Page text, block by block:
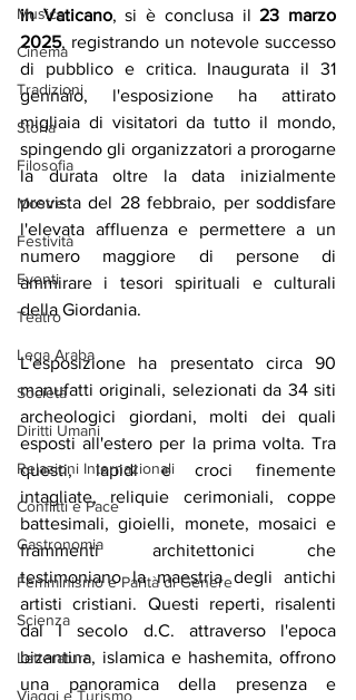
Musica
Cinema
Tradizioni
Storia
Filosofia
Mostre
Festività
Eventi
Teatro
Lega Araba
Società
Diritti Umani
Relazioni Internazionali
Conflitti e Pace
Gastronomia
Femminismo e Parità di Genere
Scienza
Letteratura
Viaggi e Turismo
in Vaticano, si è conclusa il 23 marzo
2025, registrando un notevole successo
di pubblico e critica. Inaugurata il 31
gennaio, l'esposizione ha attirato
migliaia di visitatori da tutto il mondo,
spingendo gli organizzatori a prorogarne
la durata oltre la data inizialmente
prevista del 28 febbraio, per soddisfare
l'elevata affluenza e permettere a un
numero maggiore di persone di
ammirare i tesori spirituali e culturali
della Giordania.​
L'esposizione ha presentato circa 90
manufatti originali, selezionati da 34 siti
archeologici giordani, molti dei quali
esposti all'estero per la prima volta. Tra
questi, lapidi e croci finemente
intagliate, reliquie cerimoniali, coppe
battesimali, gioielli, monete, mosaici e
frammenti architettonici che
testimoniano la maestria degli antichi
artisti cristiani. Questi reperti, risalenti
dal I secolo d.C. attraverso l'epoca
bizantina, islamica e hashemita, offrono
una panoramica della presenza e